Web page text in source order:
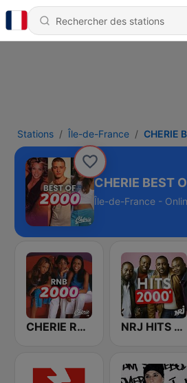
Stations Île-de-France CHERIE
CHERIE BEST
Île-de-France -
CHERIE RNB 2000 NRJ HITS 2000'